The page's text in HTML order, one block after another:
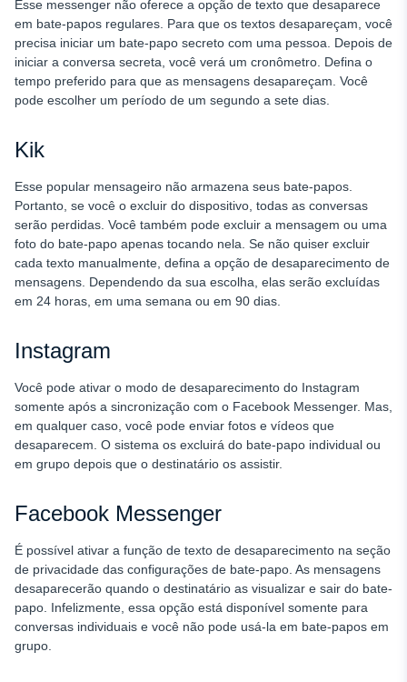
Esse messenger não oferece a opção de texto que desaparece
em bate-papos regulares. Para que os textos desapareçam, você
precisa iniciar um bate-papo secreto com uma pessoa. Depois de
iniciar a conversa secreta, você verá um cronômetro. Defina o
tempo preferido para que as mensagens desapareçam. Você
pode escolher um período de um segundo a sete dias.
Kik
Esse popular mensageiro não armazena seus bate-papos.
Portanto, se você o excluir do dispositivo, todas as conversas
serão perdidas. Você também pode excluir a mensagem ou uma
foto do bate-papo apenas tocando nela. Se não quiser excluir
cada texto manualmente, defina a opção de desaparecimento de
mensagens. Dependendo da sua escolha, elas serão excluídas
em 24 horas, em uma semana ou em 90 dias.
Instagram
Você pode ativar o modo de desaparecimento do Instagram
somente após a sincronização com o Facebook Messenger. Mas,
em qualquer caso, você pode enviar fotos e vídeos que
desaparecem. O sistema os excluirá do bate-papo individual ou
em grupo depois que o destinatário os assistir.
Facebook Messenger
É possível ativar a função de texto de desaparecimento na seção
de privacidade das configurações de bate-papo. As mensagens
desaparecerão quando o destinatário as visualizar e sair do bate-
papo. Infelizmente, essa opção está disponível somente para
conversas individuais e você não pode usá-la em bate-papos em
grupo.